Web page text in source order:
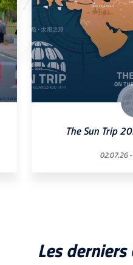
The Sun Trip
02.07.26 -
Les